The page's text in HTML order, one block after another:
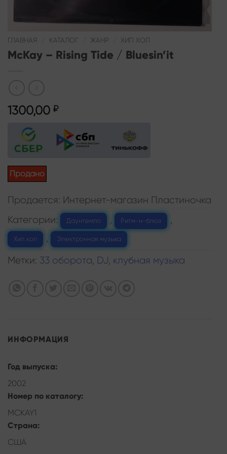
ГЛАВНАЯ КАТАЛОГ ЖАНР ХИП ХОП
McKay – Rising Tide / Bluesin’it
1300,00 ₽
Продано
Продается: Интернет-магазин Пластиночка
Категории:
Даунтемпо , Ритм-н-блюз ,
Хип хоп , Электронная музыка
Метки: 33 оборота, DJ, клубная музыка
ИНФОРМАЦИЯ
Год выпуска:
2002
Номер по каталогу:
MCKAY1
Страна:
США